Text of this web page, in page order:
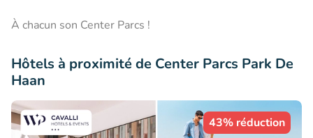
À chacun son Center Parcs !
Hôtels à proximité de Center Parcs Park De
Haan
43% réduction